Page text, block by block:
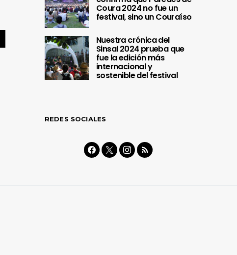
Coura 2024 no fue un
festival, sino un Couraíso
Nuestra crónica del
Sinsal 2024 prueba que
fue la edición más
internacional y
sostenible del festival
REDES SOCIALES